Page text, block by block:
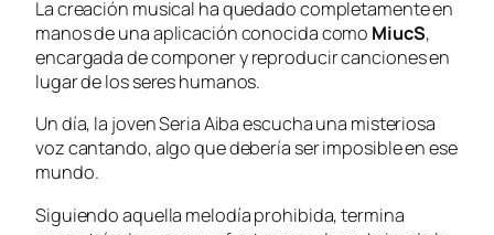
La creación musical ha quedado completamente en
manos de una aplicación conocida como MiucS,
encargada de componer y reproducir canciones en
lugar de los seres humanos.
Un día, la joven Seria Aiba escucha una misteriosa
voz cantando, algo que debería ser imposible en ese
mundo.
Siguiendo aquella melodía prohibida, termina